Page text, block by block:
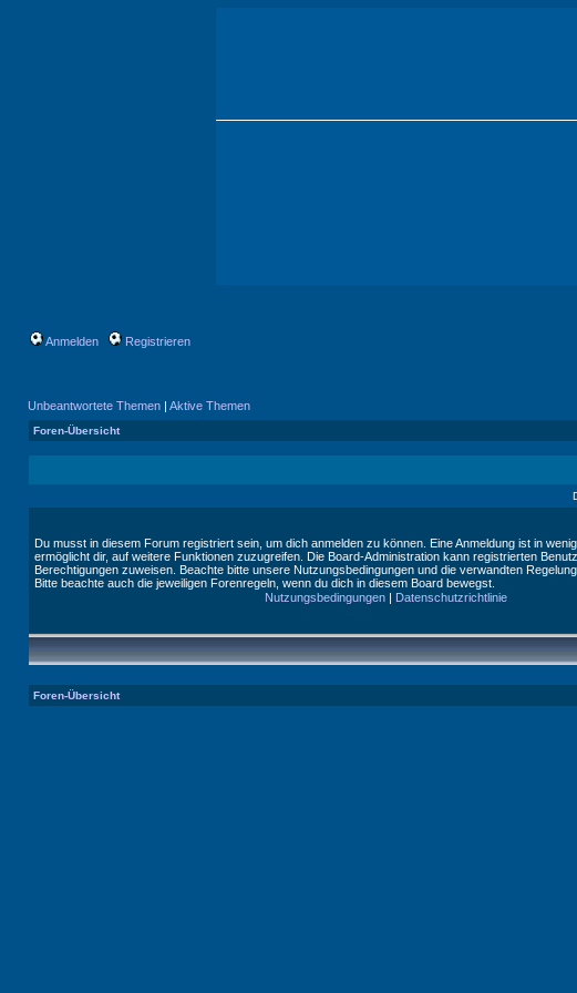
Anmelden Registrieren
Unbeantwortete Themen | Aktive Themen
Foren-Übersicht
Du musst in diesem Forum registriert sein, um dich anmelden zu können. Eine Anmeldung ist in
ermöglicht dir, auf weitere Funktionen zuzugreifen. Die Board-Administration kann registrierten
Berechtigungen zuweisen. Beachte bitte unsere Nutzungsbedingungen und die verwandten
Bitte beachte auch die jeweiligen Forenregeln, wenn du dich in diesem Board bewegst.
Nutzungsbedingungen | Datenschutzrichtlinie
Foren-Übersicht